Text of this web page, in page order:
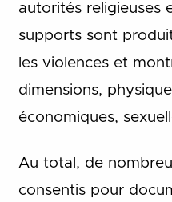
autorités religieuses
supports sont
les violences et
dimensions,
économiques,
Au total, de
consentis pour